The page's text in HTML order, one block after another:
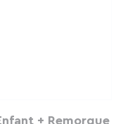
+ Remorque